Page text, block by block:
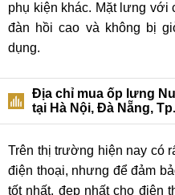
phụ kiện khác. Mặt lưng với
đàn hồi cao và không bị
dụng.
Địa chỉ mua ốp lưng
tại Hà Nội, Đà Nẵng,
Trên thị trường hiện nay có
điện thoại, nhưng để đảm
tốt nhất, đẹp nhất cho điện